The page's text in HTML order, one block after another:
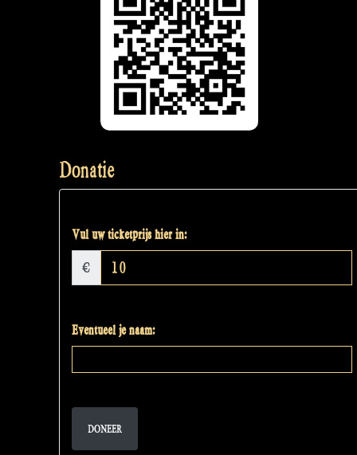
Donatie
Vul uw ticketprijs hier in:
€
Eventueel je naam:
DONEER